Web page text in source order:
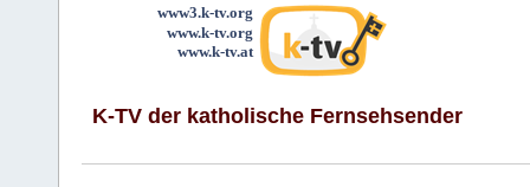
www3.k-tv.org
www.k-tv.org
www.k-tv.at
K-TV der katholische Fernsehsender